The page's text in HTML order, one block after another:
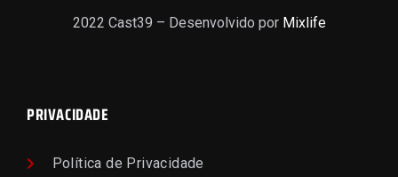
2022 Cast39 – Desenvolvido por Mixlife
PRIVACIDADE
Política de Privacidade